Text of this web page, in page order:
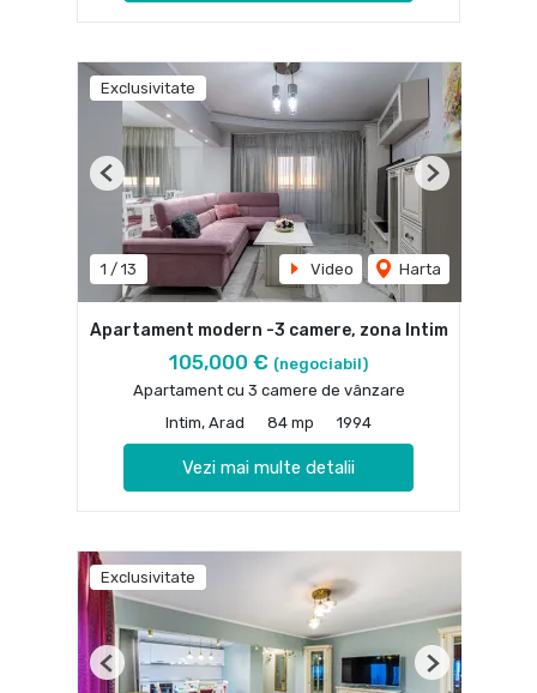
Exclusivitate
1 / 13 Video Harta
Previous Next
Apartament modern -3 camere, zona Intim
105,000 € (negociabil)
Apartament cu 3 camere de vânzare
Intim, Arad
84 mp 1994
Vezi mai multe detalii
Exclusivitate
Previous Next